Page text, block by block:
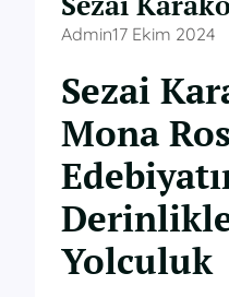
Admin17 Ekim 2024
Sezai
Mona
Yolculuk